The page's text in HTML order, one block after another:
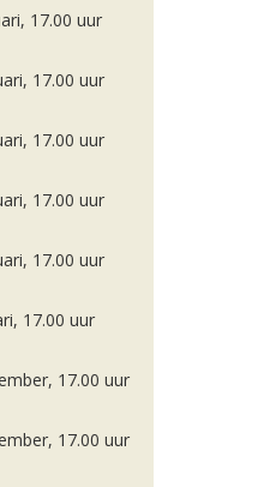
17.00 uur
17.00 uur
17.00 uur
17.00 uur
17.00 uur
17.00 uur
17.00 uur
17.00 uur